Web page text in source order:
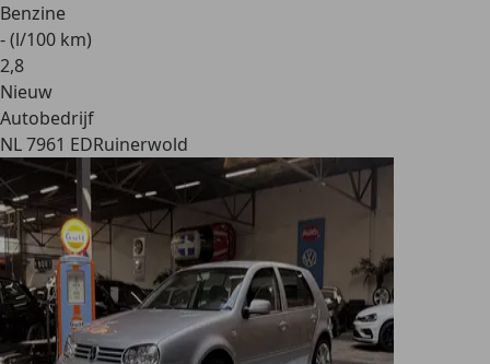
Benzine
- (l/100 km)
2,8
Nieuw
Autobedrijf
NL 7961 EDRuinerwold